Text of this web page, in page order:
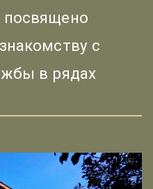
с
в рядах